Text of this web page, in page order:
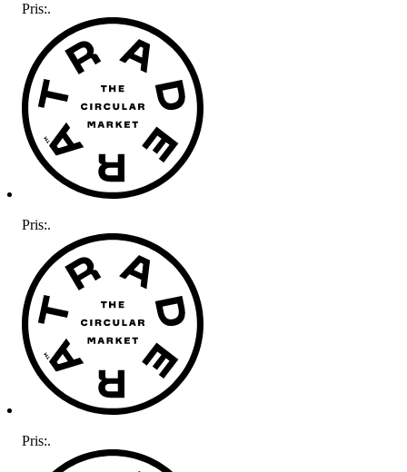
Pris:.
Pris:.
Pris:.